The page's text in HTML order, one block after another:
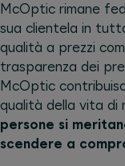
McOptic rimane
sua clientela in
qualità a prezzi
trasparenza dei
McOptic
qualità della vita di
persone si
scendere a